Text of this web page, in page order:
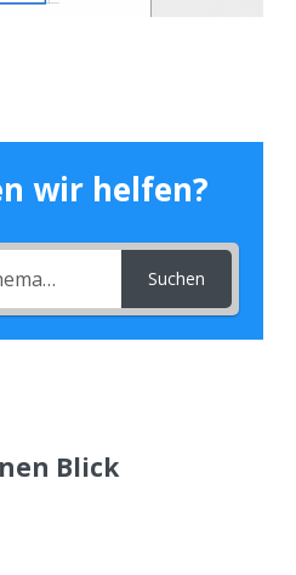
wir helfen?
Suchen
Blick